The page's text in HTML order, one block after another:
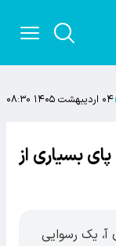
۰۴ اردیبهشت ۱۴۰۵ ۰۸:۳۰
بسیاری از
آ، یک رسوایی